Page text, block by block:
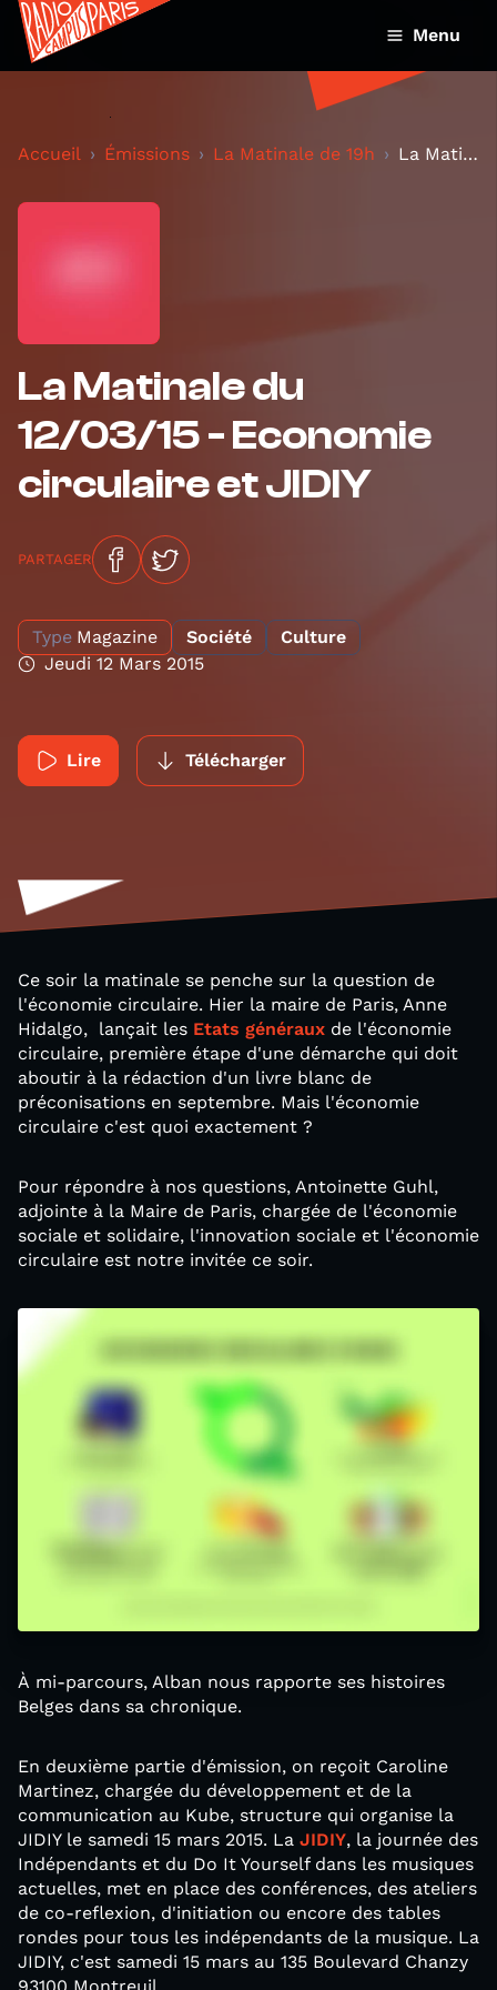
Menu
Accueil Émissions La Matinale de 19h La Matinale du 12/03/15 - Economie circulaire et J...
La Matinale du
12/03/15 - Economie
circulaire et JIDIY
PARTAGER
Type Magazine Société
Culture
Jeudi 12 Mars 2015
Lire Télécharger
Ce soir la matinale se penche sur la question de
l'économie circulaire. Hier la maire de Paris, Anne
Hidalgo, lançait les Etats généraux de l'économie
circulaire, première étape d'une démarche qui doit
aboutir à la rédaction d'un livre blanc de
préconisations en septembre. Mais l'économie
circulaire c'est quoi exactement ?
Pour répondre à nos questions, Antoinette Guhl,
adjointe à la Maire de Paris, chargée de l'économie
sociale et solidaire, l'innovation sociale et l'économie
circulaire est notre invitée ce soir.
À mi-parcours, Alban nous rapporte ses histoires
Belges dans sa chronique.
En deuxième partie d'émission, on reçoit Caroline
Martinez, chargée du développement et de la
communication au Kube, structure qui organise la
JIDIY le samedi 15 mars 2015. La JIDIY, la journée des
Indépendants et du Do It Yourself dans les musiques
actuelles, met en place des conférences, des ateliers
de co-reflexion, d'initiation ou encore des tables
rondes pour tous les indépendants de la musique. La
JIDIY, c'est samedi 15 mars au 135 Boulevard Chanzy